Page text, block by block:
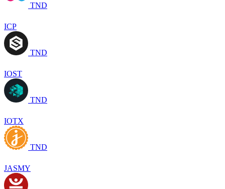
TND
ICP
TND
IOST
TND
IOTX
TND
JASMY